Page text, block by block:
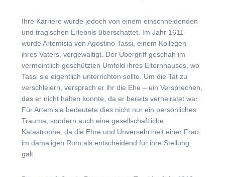
Ihre Karriere wurde jedoch von einem einschneidenden
und tragischen Erlebnis überschattet. Im Jahr 1611
wurde Artemisia von Agostino Tassi, einem Kollegen
ihres Vaters, vergewaltigt. Der Übergriff geschah im
vermeintlich geschützten Umfeld ihres Elternhauses, wo
Tassi sie eigentlich unterrichten sollte. Um die Tat zu
verschleiern, versprach er ihr die Ehe – ein Versprechen,
das er nicht halten konnte, da er bereits verheiratet war.
Für Artemisia bedeutete dies nicht nur ein persönliches
Trauma, sondern auch eine gesellschaftliche
Katastrophe, da die Ehre und Unversehrtheit einer Frau
im damaligen Rom als entscheidend für ihre Stellung
galt.